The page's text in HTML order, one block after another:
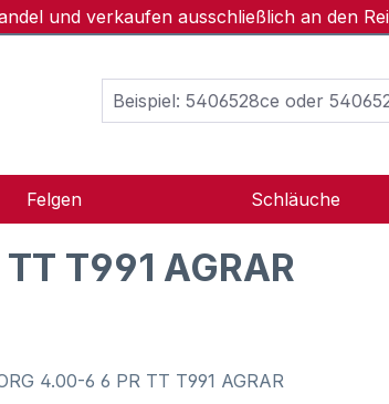
und verkaufen ausschließlich an den
Felgen Schläuche
T991 AGRAR